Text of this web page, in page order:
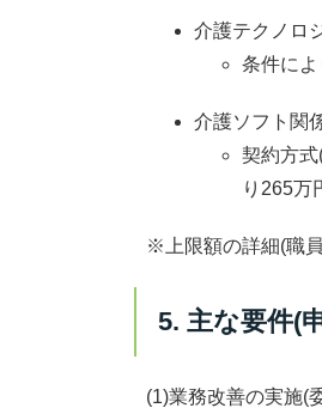
介護テクノロ
条件に
介護ソフト関
契約方
り265万
※上限額の詳細(職
5. 主な要件(
(1)業務改善の実施(